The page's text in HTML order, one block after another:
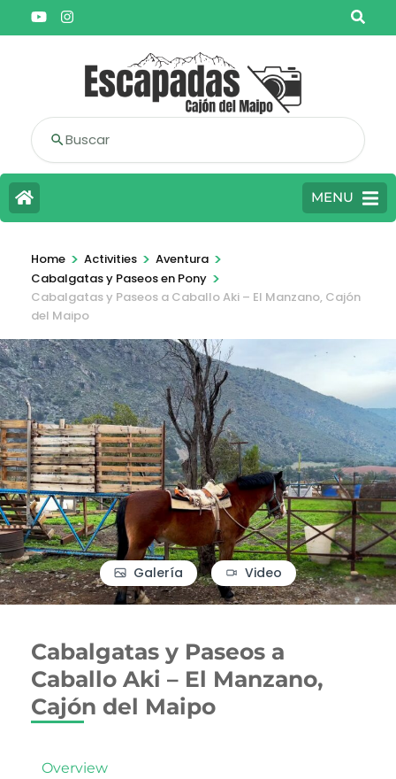
Buscar
MENU
Home > Activities > Aventura >
Cabalgatas y Paseos en Pony >
Cabalgatas y Paseos a Caballo Aki – El Manzano, Cajón
del Maipo
Galería Video
Cabalgatas y Paseos a
Caballo Aki – El Manzano,
Cajón del Maipo
Overview